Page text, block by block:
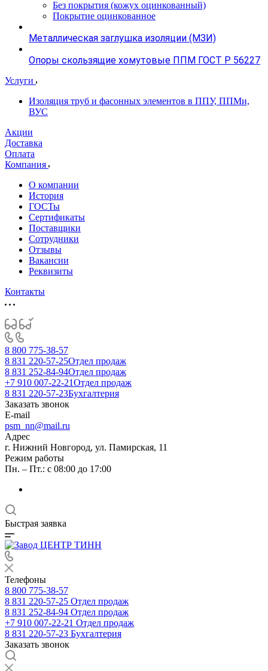
Без покрытия (кожух оцинкованный)
Покрытие оцинкованное
Металлическая заглушка изоляции (МЗИ)
Опоры скользящие хомутовые ППМ ГОСТ Р 56227
Услуги
Изоляция труб и фасонных элементов в ППУ, ППМи,
ВУС
Акции
Доставка
Оплата
Компания
О компании
История
ГОСТы
Сертификаты
Поставщики
Сотрудники
Отзывы
Вакансии
Реквизиты
Контакты
8 800 775-38-57
8 831 220-57-25Отдел продаж
8 831 252-84-94Отдел продаж
+7 910 007-22-21Отдел продаж
8 831 220-57-23Бухгалтерия
Заказать звонок
E-mail
psm_nn@mail.ru
Адрес
г. Нижний Новгород, ул. Памирская, 11
Режим работы
Пн. – Пт.: с 08:00 до 17:00
Быстрая заявка
Телефоны
8 800 775-38-57
8 831 220-57-25 Отдел продаж
8 831 252-84-94 Отдел продаж
+7 910 007-22-21 Отдел продаж
8 831 220-57-23 Бухгалтерия
Заказать звонок